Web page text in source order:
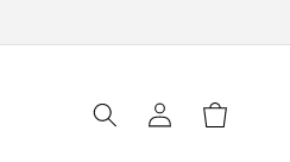
Log
ind
kurv